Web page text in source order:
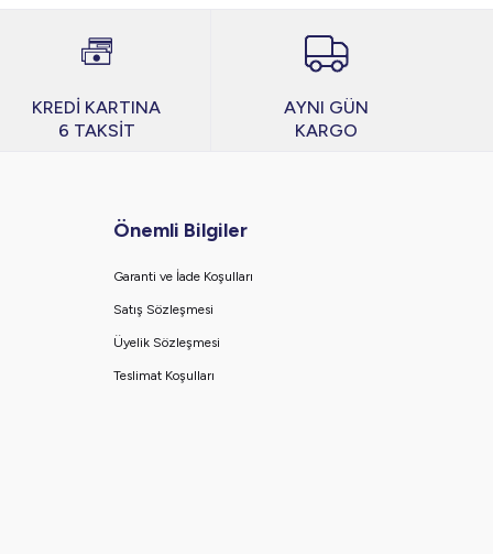
KREDİ KARTINA
6 TAKSİT
AYNI GÜN
KARGO
Önemli Bilgiler
Garanti ve İade Koşulları
Satış Sözleşmesi
Üyelik Sözleşmesi
Teslimat Koşulları